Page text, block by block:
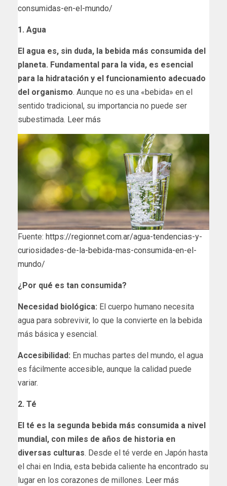
consumidas-en-el-mundo/
1. Agua
El agua es, sin duda, la bebida más consumida del
planeta. Fundamental para la vida, es esencial
para la hidratación y el funcionamiento adecuado
del organismo. Aunque no es una «bebida» en el
sentido tradicional, su importancia no puede ser
subestimada. Leer más
Fuente: https://regionnet.com.ar/agua-tendencias-y-
curiosidades-de-la-bebida-mas-consumida-en-el-
mundo/
¿Por qué es tan consumida?
Necesidad biológica: El cuerpo humano necesita
agua para sobrevivir, lo que la convierte en la bebida
más básica y esencial.
Accesibilidad: En muchas partes del mundo, el agua
es fácilmente accesible, aunque la calidad puede
variar.
2. Té
El té es la segunda bebida más consumida a nivel
mundial, con miles de años de historia en
diversas culturas. Desde el té verde en Japón hasta
el chai en India, esta bebida caliente ha encontrado su
lugar en los corazones de millones. Leer más